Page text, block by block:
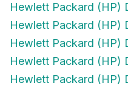
Hewlett Packard (HP)
Hewlett Packard (HP)
Hewlett Packard (HP)
Hewlett Packard (HP)
Hewlett Packard (HP)